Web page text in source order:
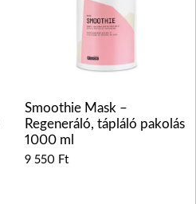
Smoothie Mask –
Regeneráló, tápláló pakolás
1000 ml
9 550 Ft